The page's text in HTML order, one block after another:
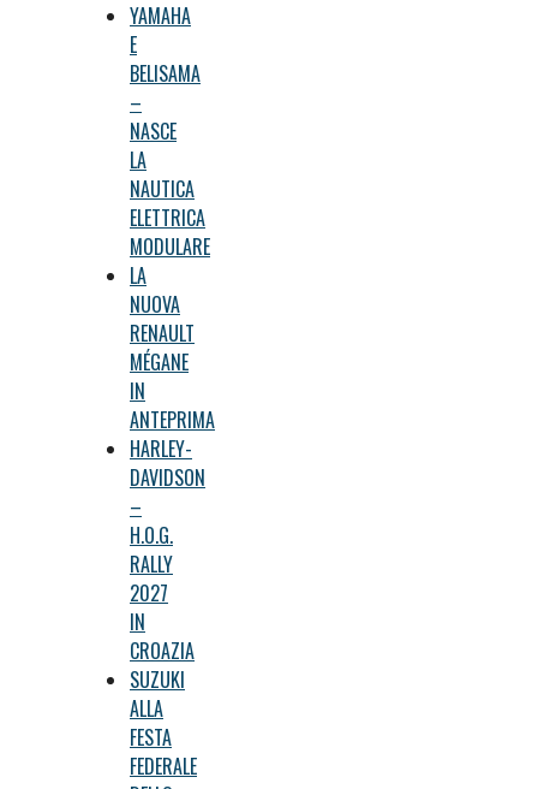
YAMAHA
E
BELISAMA
–
NASCE
LA
NAUTICA
ELETTRICA
MODULARE
LA
NUOVA
RENAULT
MÉGANE
IN
ANTEPRIMA
HARLEY-
DAVIDSON
–
H.O.G.
RALLY
2027
IN
CROAZIA
SUZUKI
ALLA
FESTA
FEDERALE